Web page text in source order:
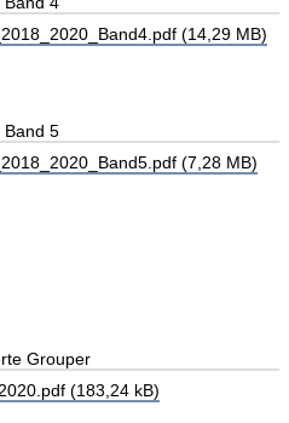
(14,29 MB)
Band 5
(7,28 MB)
Grouper
(183,24 kB)